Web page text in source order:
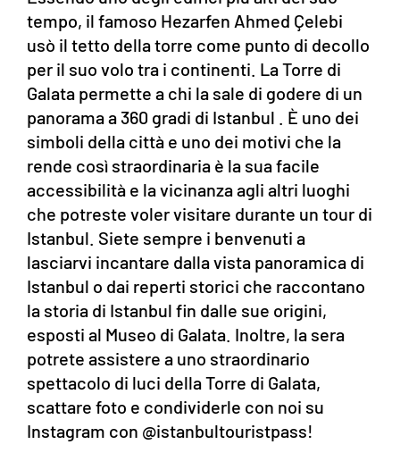
tempo, il famoso Hezarfen Ahmed Çelebi
usò il tetto della torre come punto di decollo
per il suo volo tra i continenti. La Torre di
Galata permette a chi la sale di godere di un
panorama a 360 gradi di Istanbul . È uno dei
simboli della città e uno dei motivi che la
rende così straordinaria è la sua facile
accessibilità e la vicinanza agli altri luoghi
che potreste voler visitare durante un tour di
Istanbul. Siete sempre i benvenuti a
lasciarvi incantare dalla vista panoramica di
Istanbul o dai reperti storici che raccontano
la storia di Istanbul fin dalle sue origini,
esposti al Museo di Galata. Inoltre, la sera
potrete assistere a uno straordinario
spettacolo di luci della Torre di Galata,
scattare foto e condividerle con noi su
Instagram con @istanbultouristpass!